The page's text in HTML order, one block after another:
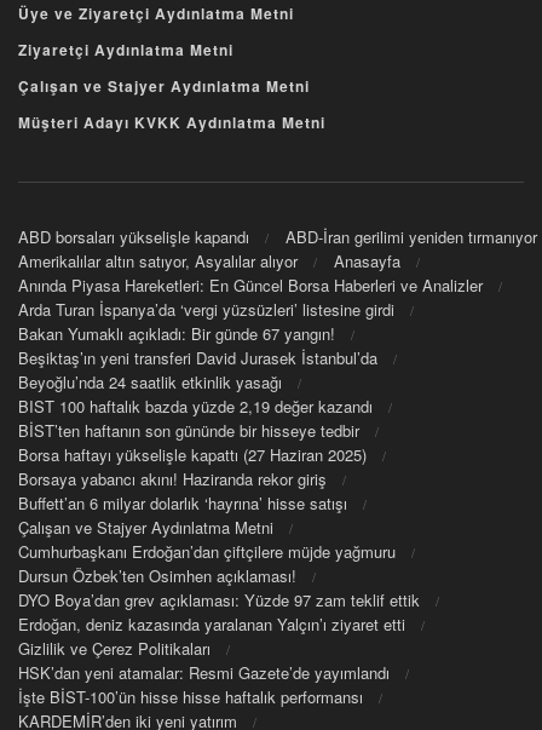
Üye ve Ziyaretçi Aydınlatma Metni
Ziyaretçi Aydınlatma Metni
Çalışan ve Stajyer Aydınlatma Metni
Müşteri Adayı KVKK Aydınlatma Metni
ABD borsaları yükselişle kapandı
ABD-İran gerilimi yeniden tırmanıyor
Amerikalılar altın satıyor, Asyalılar alıyor
Anasayfa
Anında Piyasa Hareketleri: En Güncel Borsa Haberleri ve Analizler
Arda Turan İspanya’da ‘vergi yüzsüzleri’ listesine girdi
Bakan Yumaklı açıkladı: Bir günde 67 yangın!
Beşiktaş’ın yeni transferi David Jurasek İstanbul’da
Beyoğlu’nda 24 saatlik etkinlik yasağı
BIST 100 haftalık bazda yüzde 2,19 değer kazandı
BİST’ten haftanın son gününde bir hisseye tedbir
Borsa haftayı yükselişle kapattı (27 Haziran 2025)
Borsaya yabancı akını! Haziranda rekor giriş
Buffett’an 6 milyar dolarlık ‘hayrına’ hisse satışı
Çalışan ve Stajyer Aydınlatma Metni
Cumhurbaşkanı Erdoğan’dan çiftçilere müjde yağmuru
Dursun Özbek’ten Osimhen açıklaması!
DYO Boya’dan grev açıklaması: Yüzde 97 zam teklif ettik
Erdoğan, deniz kazasında yaralanan Yalçın’ı ziyaret etti
Gizlilik ve Çerez Politikaları
HSK’dan yeni atamalar: Resmi Gazete’de yayımlandı
İşte BİST-100’ün hisse hisse haftalık performansı
KARDEMİR’den iki yeni yatırım